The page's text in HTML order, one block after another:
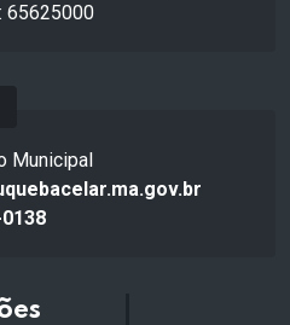
65625000
Municipal